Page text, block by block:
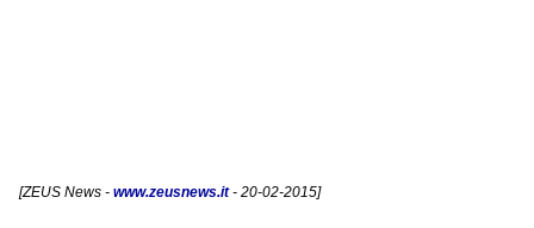
[ZEUS News - www.zeusnews.it- 20-02-2015]